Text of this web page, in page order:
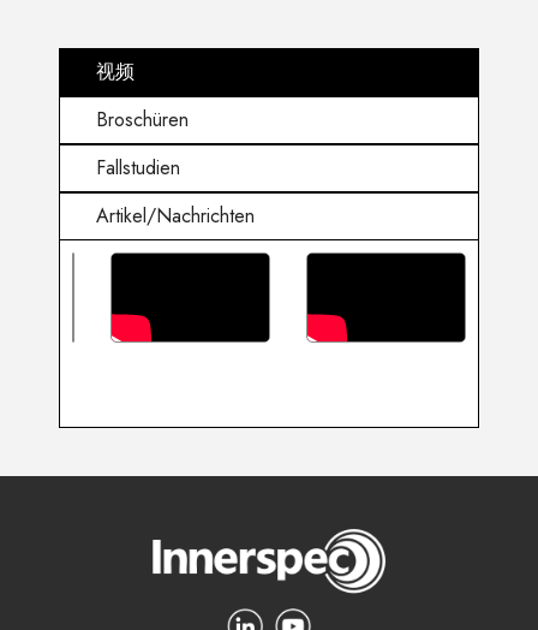
视频
Broschüren
Fallstudien
Artikel/Nachrichten